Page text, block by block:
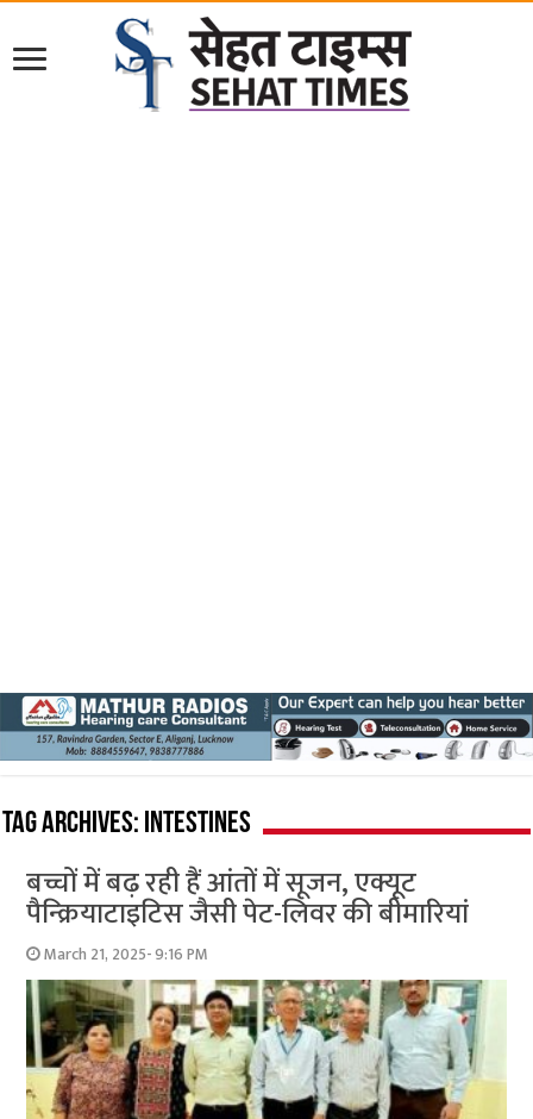
Tag Archives: intestines
बच्चों में बढ़ रही हैं आंतों में सूजन, एक्यूट
पैन्क्रियाटाइटिस जैसी पेट-लिवर की बीमारियां
March 21, 2025- 9:16 PM